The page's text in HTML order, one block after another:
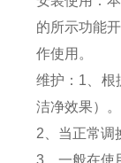
的所示功能
作使用。
维护： 1、根
洁净效果）。
2、当正常调
3、一般在使